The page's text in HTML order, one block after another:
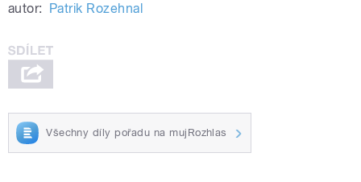
autor: Patrik Rozehnal
Všechny díly pořadu na mujRozhlas